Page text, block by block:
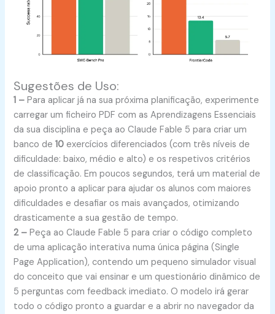
Sugestões de Uso:
1 – Para aplicar já na sua próxima planificação, experimente
carregar um ficheiro PDF com as Aprendizagens Essenciais
da sua disciplina e peça ao Claude Fable 5 para criar um
banco de10 exercícios diferenciados (com três níveis de
dificuldade: baixo, médio e alto) e os respetivos critérios
de classificação. Em poucos segundos, terá um material de
apoio pronto a aplicar para ajudar os alunos com maiores
dificuldades e desafiar os mais avançados, otimizando
drasticamente a sua gestão de tempo.
2 – Peça ao Claude Fable 5 para criar o código completo
de uma aplicação interativa numa única página (Single
Page Application), contendo um pequeno simulador visual
do conceito que vai ensinar e um questionário dinâmico de
5 perguntas com feedback imediato. O modelo irá gerar
todo o código pronto a guardar e a abrir no navegador da